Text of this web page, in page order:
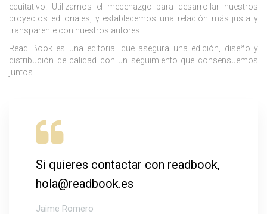
equitativo. Utilizamos el mecenazgo para desarrollar nuestros
proyectos editoriales, y establecemos una relación más justa y
transparente con nuestros autores.
Read Book es una editorial que asegura una edición, diseño y
distribución de calidad con un seguimiento que consensuemos
juntos.
Si quieres contactar con readbook,
hola@readbook.es
Jaime Romero